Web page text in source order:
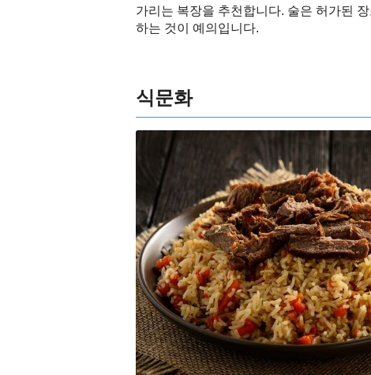
가리는 복장을 추천합니다. 술은 허가된
하는 것이 예의입니다.
식문화